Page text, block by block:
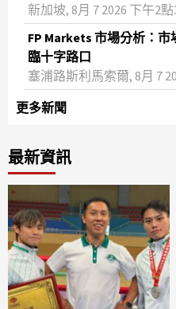
新加坡, 8月 7 2026 下午2點
FP Markets 市場分析：
臨十字路口
塞浦路斯利馬索爾, 8月 7
更多新聞
最新資訊